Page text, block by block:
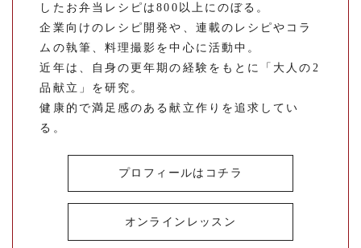
したお弁当レシピは800以上にのぼる。
企業向けのレシピ開発や、連載のレシピやコラ
ムの執筆、料理撮影を中心に活動中。
近年は、自身の更年期の経験をもとに「大人の2
品献立」を研究。
健康的で満足感のある献立作りを追求してい
る。
プロフィールはコチラ
オンラインレッスン